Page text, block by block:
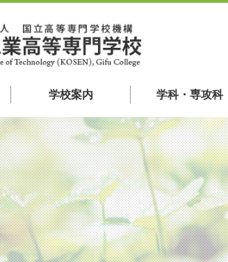
学校案内 学科・専攻科